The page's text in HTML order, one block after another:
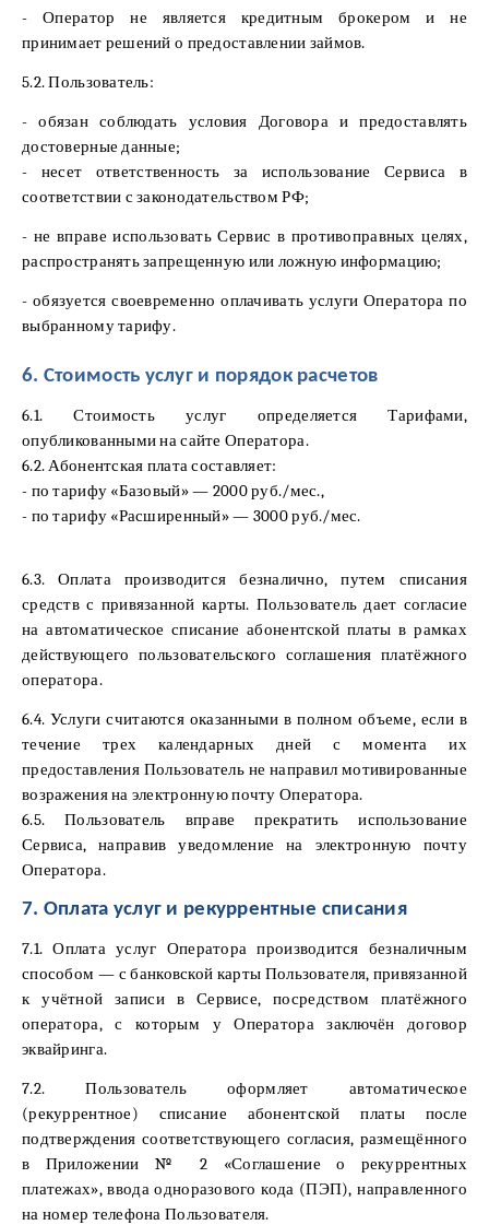
- Оператор не является кредитным брокером и не
принимает решений о предоставлении займов.
5.2. Пользователь:
- обязан соблюдать условия Договора и предоставлять
достоверные данные;
- несет ответственность за использование Сервиса в
соответствии с законодательством РФ;
- не вправе использовать Сервис в противоправных целях,
распространять запрещенную или ложную информацию;
- обязуется своевременно оплачивать услуги Оператора по
выбранному тарифу.
6. Стоимость услуг и порядок расчетов
6.1. Стоимость услуг определяется Тарифами,
опубликованными на сайте Оператора.
6.2. Абонентская плата составляет:
- по тарифу «Базовый» — 2000 руб./мес.,
- по тарифу «Расширенный» — 3000 руб./мес.
6.3. Оплата производится безналично, путем списания
средств с привязанной карты. Пользователь дает согласие
на автоматическое списание абонентской платы в рамках
действующего пользовательского соглашения платёжного
оператора.
6.4. Услуги считаются оказанными в полном объеме, если в
течение трех календарных дней с момента их
предоставления Пользователь не направил мотивированные
возражения на электронную почту Оператора.
6.5. Пользователь вправе прекратить использование
Сервиса, направив уведомление на электронную почту
Оператора.
7. Оплата услуг и рекуррентные списания
7.1. Оплата услуг Оператора производится безналичным
способом — с банковской карты Пользователя, привязанной
к учётной записи в Сервисе, посредством платёжного
оператора, с которым у Оператора заключён договор
эквайринга.
7.2. Пользователь оформляет автоматическое
(рекуррентное) списание абонентской платы после
подтверждения соответствующего согласия, размещённого
в Приложении № 2 «Соглашение о рекуррентных
платежах», ввода одноразового кода (ПЭП), направленного
на номер телефона Пользователя.